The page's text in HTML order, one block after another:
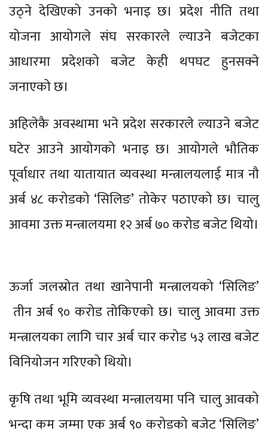
उठ्ने देखिएको उनको भनाइ छ। प्रदेश नीति तथा
योजना आयोगले संघ सरकारले ल्याउने बजेटका
आधारमा प्रदेशको बजेट केही थपघट हुनसक्ने
जनाएको छ।
अहिलेकै अवस्थामा भने प्रदेश सरकारले ल्याउने बजेट
घटेर आउने आयोगको भनाइ छ। आयोगले भौतिक
पूर्वाधार तथा यातायात व्यवस्था मन्त्रालयलाई मात्र नौ
अर्ब ४८ करोडको ‘सिलिङ’ तोकेर पठाएको छ। चालु
आवमा उक्त मन्त्रालयमा १२ अर्ब ७० करोड बजेट थियो।
ऊर्जा जलस्रोत तथा खानेपानी मन्त्रालयको ‘सिलिङ’
तीन अर्ब ९० करोड तोकिएको छ। चालु आवमा उक्त
मन्त्रालयका लागि चार अर्ब चार करोड ५३ लाख बजेट
विनियोजन गरिएको थियो।
कृषि तथा भूमि व्यवस्था मन्त्रालयमा पनि चालु आवको
भन्दा कम जम्मा एक अर्ब ९० करोडको बजेट ‘सिलिङ’